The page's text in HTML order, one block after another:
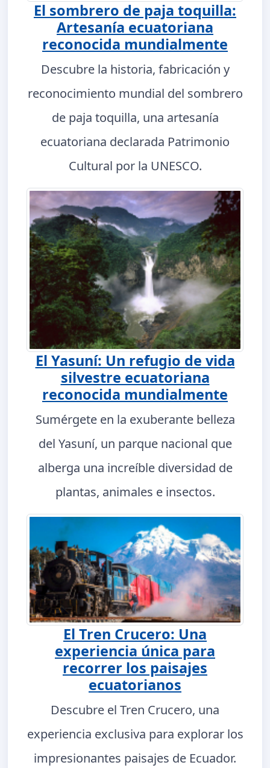
El sombrero de paja toquilla:
Artesanía ecuatoriana
reconocida mundialmente
Descubre la historia, fabricación y
reconocimiento mundial del sombrero
de paja toquilla, una artesanía
ecuatoriana declarada Patrimonio
Cultural por la UNESCO.
El Yasuní: Un refugio de vida
silvestre ecuatoriana
reconocida mundialmente
Sumérgete en la exuberante belleza
del Yasuní, un parque nacional que
alberga una increíble diversidad de
plantas, animales e insectos.
El Tren Crucero: Una
experiencia única para
recorrer los paisajes
ecuatorianos
Descubre el Tren Crucero, una
experiencia exclusiva para explorar los
impresionantes paisajes de Ecuador.